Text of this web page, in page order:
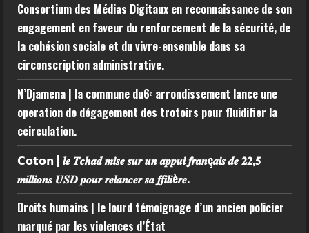
Consortium des Médias Digitaux en reconnaissance de son
engagement en faveur du renforcement de la sécurité, de
la cohésion sociale et du vivre-ensemble dans sa
circonscription administrative.
N’Djamena | la commune du6ᵉ arrondissement lance une
operation de dégagement des trotoirs pour fluidifier la
ccirculation.
𝗖𝗼𝘁𝗼𝗻 | 𝒍𝒆 𝑻𝒄𝒉𝒂𝒅 𝒎𝒊𝒔𝒆 𝒔𝒖𝒓 𝒖𝒏 𝒂𝒑𝒑𝒖𝒊 𝒇𝒓𝒂𝒏ç𝒂𝒊𝒔 𝒅𝒆 𝟐𝟐,𝟓
𝒎𝒊𝒍𝒍𝒊𝒐𝒏𝒔 𝑼𝑺𝑫 𝒑𝒐𝒖𝒓 𝒓𝒆𝒍𝒂𝒏𝒄𝒆𝒓 𝒔𝒂 𝒇𝒇𝒊𝒍𝒊è𝒓𝒆.
Droits humains | le lourd témoignage d’un ancien policier
marqué par les violences d’État